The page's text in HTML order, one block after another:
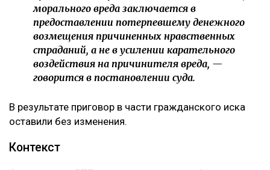
морального вреда заключается в
предоставлении потерпевшему денежного
возмещения причиненных нравственных
страданий, а не в усилении карательного
воздействия на причинителя вреда, —
говорится в постановлении суда.
В результате приговор в части гражданского иска
оставили без изменения.
Контекст